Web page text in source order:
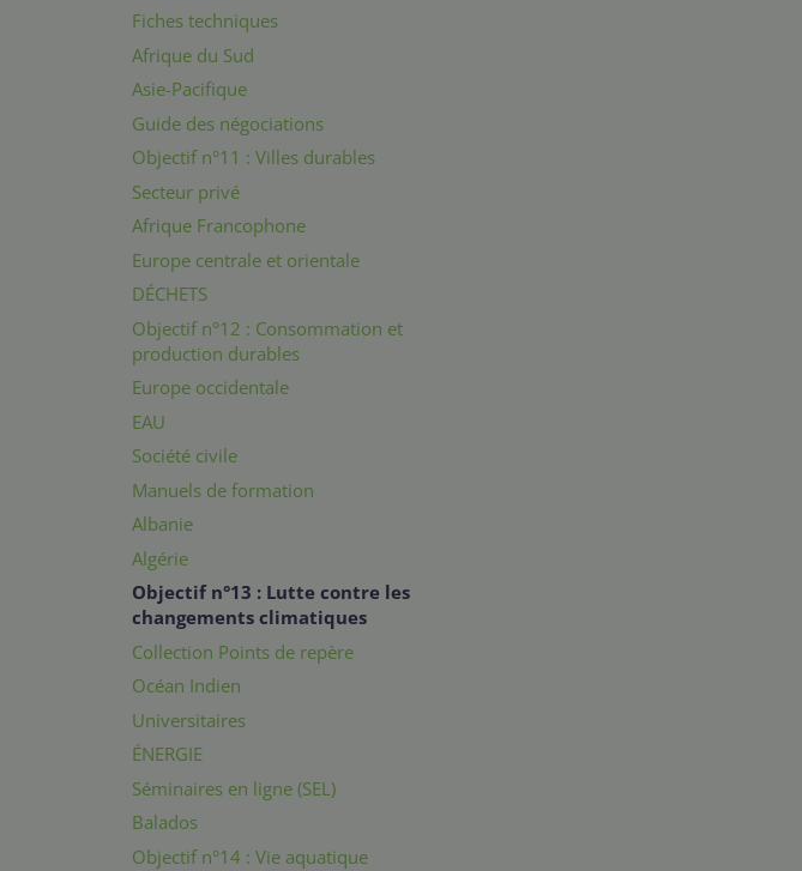
Fiches techniques
Afrique du Sud
Asie-Pacifique
Guide des négociations
Objectif n°11 : Villes durables
Secteur privé
Afrique Francophone
Europe centrale et orientale
DÉCHETS
Objectif n°12 : Consommation et
production durables
Europe occidentale
EAU
Société civile
Manuels de formation
Albanie
Algérie
Objectif n°13 : Lutte contre les
changements climatiques
Collection Points de repère
Océan Indien
Universitaires
ÉNERGIE
Séminaires en ligne (SEL)
Balados
Objectif n°14 : Vie aquatique